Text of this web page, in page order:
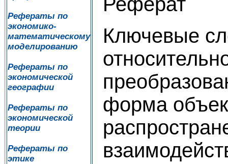
Рефераты по
экономико-
математическому
моделированию
Рефераты по
экономической
географии
Рефераты по
экономической
теории
Рефераты по
этике
Ключевые
форма